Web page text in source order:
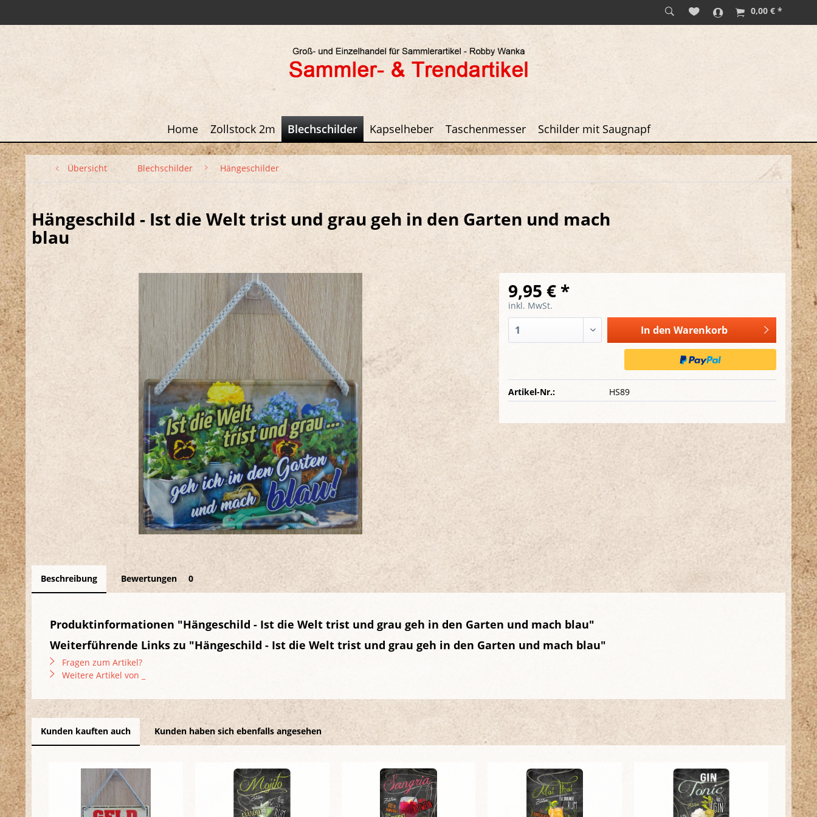
0,00 € *
Home Zollstock 2m Blechschilder Kapselheber Taschenmesser Schilder mit Saugnapf
Übersicht Blechschilder Hängeschilder
Hängeschild - Ist die Welt trist und grau geh in den Garten und mach
blau
9,95 € *
inkl. MwSt.
In den Warenkorb
Artikel-Nr.: HS89
Beschreibung Bewertungen 0
Produktinformationen "Hängeschild - Ist die Welt trist und grau geh in den Garten und mach blau"
Weiterführende Links zu "Hängeschild - Ist die Welt trist und grau geh in den Garten und mach blau"
Fragen zum Artikel?
Weitere Artikel von _
Kunden kauften auch Kunden haben sich ebenfalls angesehen